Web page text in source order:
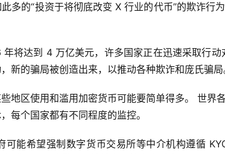
多的“投资于将彻底改变 X 行业的代币”的欺诈行
将达到 4 万亿美元，许多国家正在迅速采取行
新的骗局被创造出来，以推动各种欺诈和庞氏骗局
地区使用和滥用加密货币可能要简单得多。 世界
每个国家都有不同程度的监控。
可能希望强制数字货币交易所等中介机构遵循